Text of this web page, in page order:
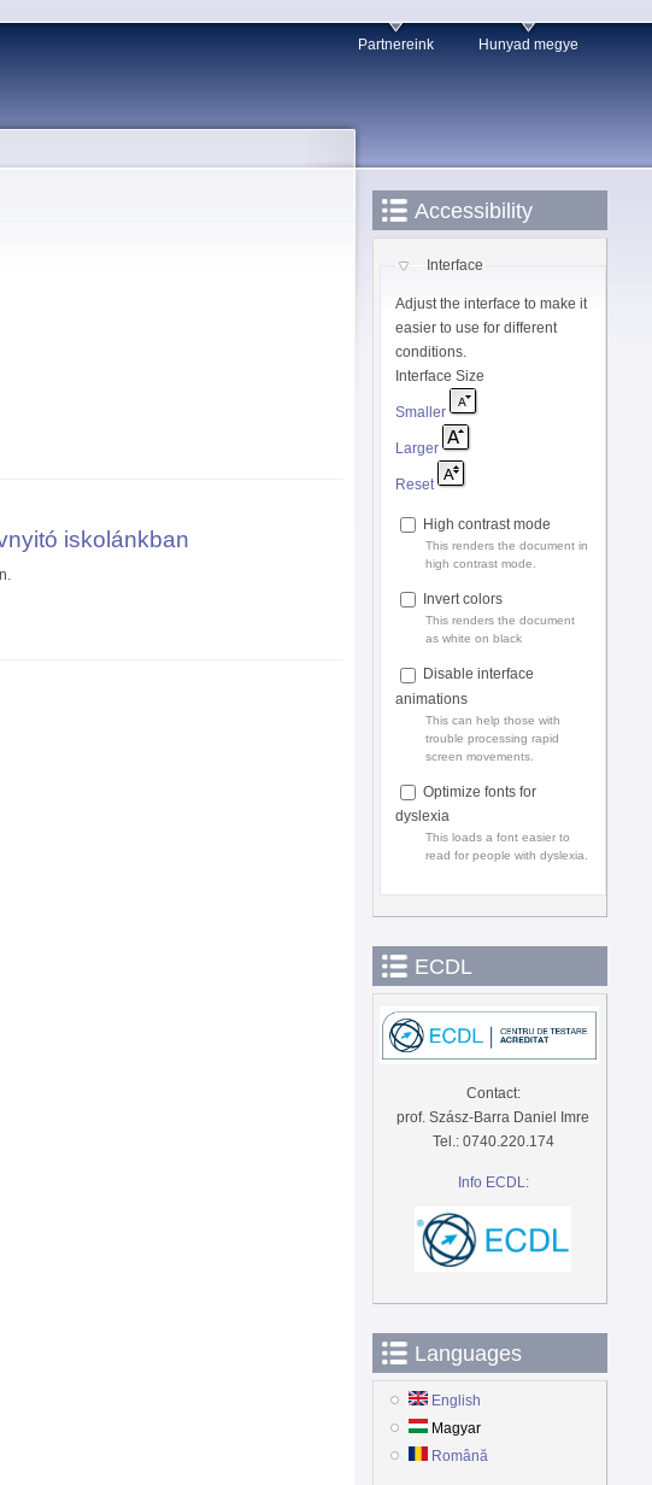
Partnereink Hunyad megye
iskolánkban
Accessibility
Interface
Adjust the interface to make it
easier to use for different
conditions.
Interface Size
Smaller
Larger
Reset
High contrast mode
This renders the document in
high contrast mode.
Invert colors
This renders the document
as white on black
Disable interface
animations
This can help those with
trouble processing rapid
screen movements.
Optimize fonts for
dyslexia
This loads a font easier to
read for people with dyslexia.
ECDL
Contact:
prof. Szász-Barra Daniel Imre
Tel.: 0740.220.174
Info ECDL:
Languages
English
Magyar
Română